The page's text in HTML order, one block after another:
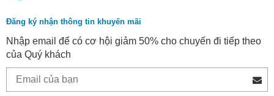
Đăng ký nhận thông tin khuyến mãi
Nhập email để có cơ hội giảm 50% cho chuyến đi tiếp theo
của Quý khách